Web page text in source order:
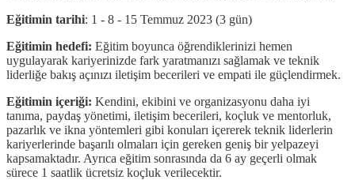
Eğitimin tarihi: 1 - 8 - 15 Temmuz 2023 (3 gün)
Eğitimin hedefi: Eğitim boyunca öğrendiklerinizi hemen
uygulayarak kariyerinizde fark yaratmanızı sağlamak ve teknik
liderliğe bakış açınızı iletişim becerileri ve empati ile güçlendirmek.
Eğitimin içeriği: Kendini, ekibini ve organizasyonu daha iyi
tanıma, paydaş yönetimi, iletişim becerileri, koçluk ve mentorluk,
pazarlık ve ikna yöntemleri gibi konuları içererek teknik liderlerin
kariyerlerinde başarılı olmaları için gereken geniş bir yelpazeyi
kapsamaktadır. Ayrıca eğitim sonrasında da 6 ay geçerli olmak
sürece 1 saatlik ücretsiz koçluk verilecektir.